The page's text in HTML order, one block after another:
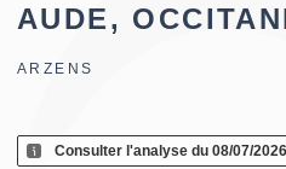
AUDE,
ARZENS
Consulter l'analyse du 08/07/2026